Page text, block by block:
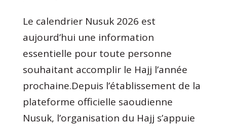
Le calendrier Nusuk 2026 est
aujourd’hui une information
essentielle pour toute personne
souhaitant accomplir le Hajj l’année
prochaine.Depuis l’établissement de la
plateforme officielle saoudienne
Nusuk, l’organisation du Hajj s’appuie